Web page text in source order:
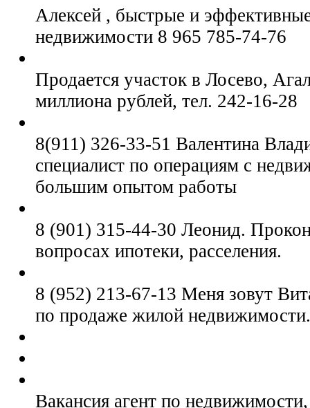
Алексей , быстрые и
недвижимости 8 965 785-74-76
Продается участок в Лосево,
миллиона рублей, тел. 242-16-28
8(911) 326-33-51 Валентина
специалист по операциям с
большим опытом работы
8 (901) 315-44-30 Леонид.
вопросах ипотеки, расселения.
8 (952) 213-67-13 Меня зовут
по продаже жилой недвижимости.
Вакансия агент по